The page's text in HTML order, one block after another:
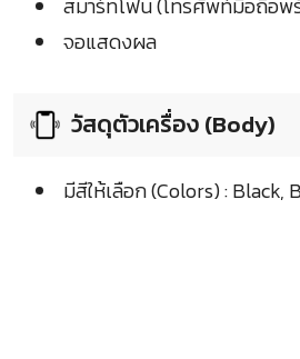
สมาร์ทโฟน (โทรศัพท์มือถือพ
จอแสดงผล
วัสดุตัวเครื่อง (Body)
มีสีให้เลือก (Colors) : Black,